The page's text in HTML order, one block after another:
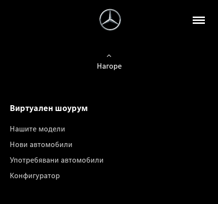
Нагоре
Виртуален шоурум
Нашите модели
Нови автомобили
Употребявани автомобили
Конфигуратор